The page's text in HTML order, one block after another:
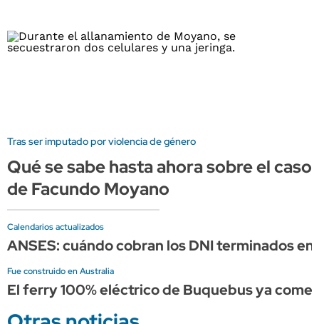
Tras ser imputado por violencia de género
Qué se sabe hasta ahora sobre el caso
de Facundo Moyano
Calendarios actualizados
ANSES: cuándo cobran los DNI terminados
Fue construido en Australia
El ferry 100% eléctrico de Buquebus ya